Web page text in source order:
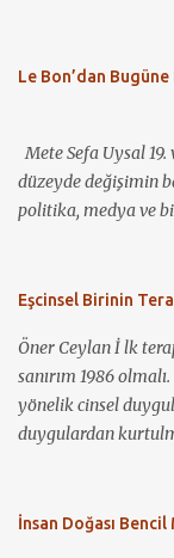
ne yazık ki sıklıkla
disiplinler arası bir
böylece geniş bir
birlikte, bu kadar
yapmanın güçlüğü
terimi farklı
Le Bon’dan
Mete Sefa Uysal
düzeyde değişimin
politika, medya ve
bakış açısından
Eşcinsel Birinin
Öner Ceylan İ lk
sanırım 1986
yönelik cinsel
duygulardan
oynuyordu. Bunun
İnsan Doğası Bencil